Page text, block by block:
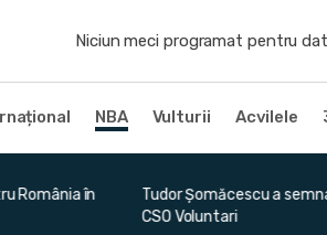
Niciun meci programat pentru
NBA Vulturii Acvilele
a semnat cu
O nouă plecare de la U-
Napoca